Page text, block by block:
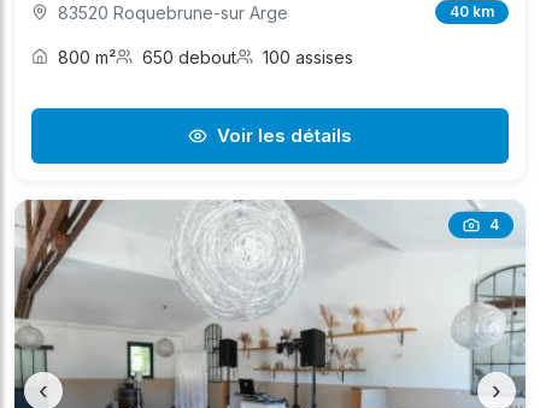
83520 Roquebrune-sur Arge 40 km
800 m² 650 debout 100 assises
Voir les détails
4
‹ ›